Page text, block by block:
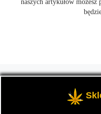
naszych artykułów
wszystko o uprawie i